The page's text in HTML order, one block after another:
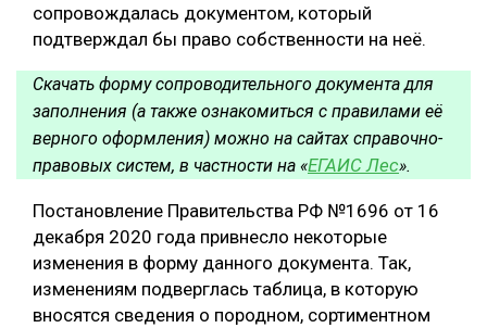
сопровождалась документом, который
подтверждал бы право собственности на неё.
Скачать форму сопроводительного документа для
заполнения (а также ознакомиться с правилами её
верного оформления) можно на сайтах справочно-
правовых систем, в частности на «ЕГАИС Лес».
Постановление Правительства РФ №1696 от 16
декабря 2020 года привнесло некоторые
изменения в форму данного документа. Так,
изменениям подверглась таблица, в которую
вносятся сведения о породном, сортиментном